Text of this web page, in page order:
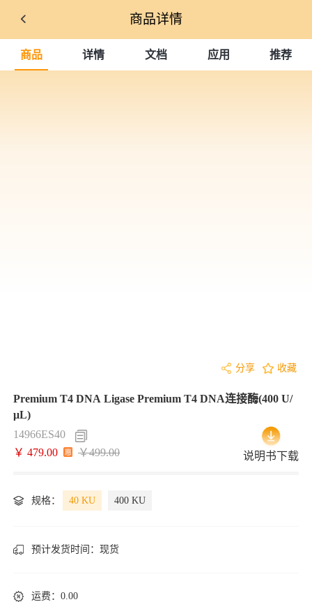
商品详情
商品 详情 文档 应用 推荐
分享 收藏
Premium T4 DNA Ligase Premium T4 DNA连接酶(400 U/
μL)
14966ES40
￥ 479.00
￥499.00 说明书下载
规格： 40 KU 400 KU
预计发货时间： 现货
运费：0.00